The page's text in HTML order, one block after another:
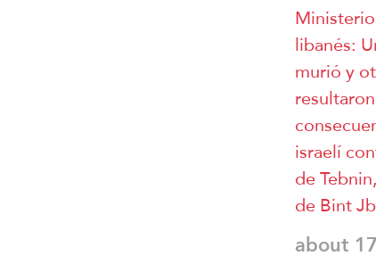
libanés:
murió y
israelí
de
de Bint
about